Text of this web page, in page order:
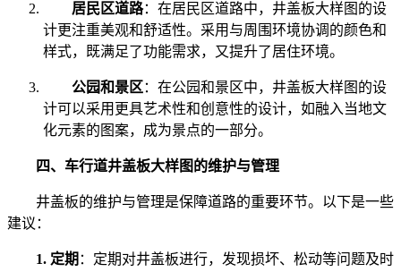
居民区道路：在居民区道路中，井盖板大样图的设
计更注重美观和舒适性。采用与周围环境协调的颜色和
样式，既满足了功能需求，又提升了居住环境。
公园和景区：在公园和景区中，井盖板大样图的设
计可以采用更具艺术性和创意性的设计，如融入当地文
化元素的图案，成为景点的一部分。
四、车行道井盖板大样图的维护与管理
井盖板的维护与管理是保障道路的重要环节。以下是一些
建议：
1. 定期 ：定期对井盖板进行，发现损坏、松动等问题及时